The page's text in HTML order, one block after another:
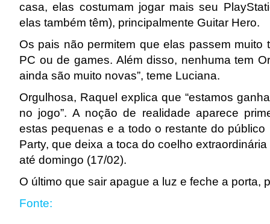
casa, elas costumam jogar mais seu
elas também têm), principalmente Guitar Hero.
Os pais não permitem que elas passem muito
PC ou de games. Além disso, nenhuma tem
ainda são muito novas”, teme Luciana.
Orgulhosa, Raquel explica que “estamos
no jogo”. A noção de realidade aparece
estas pequenas e a todo o restante do público
Party, que deixa a toca do coelho
até domingo (17/02).
O último que sair apague a luz e feche a porta,
Fonte: